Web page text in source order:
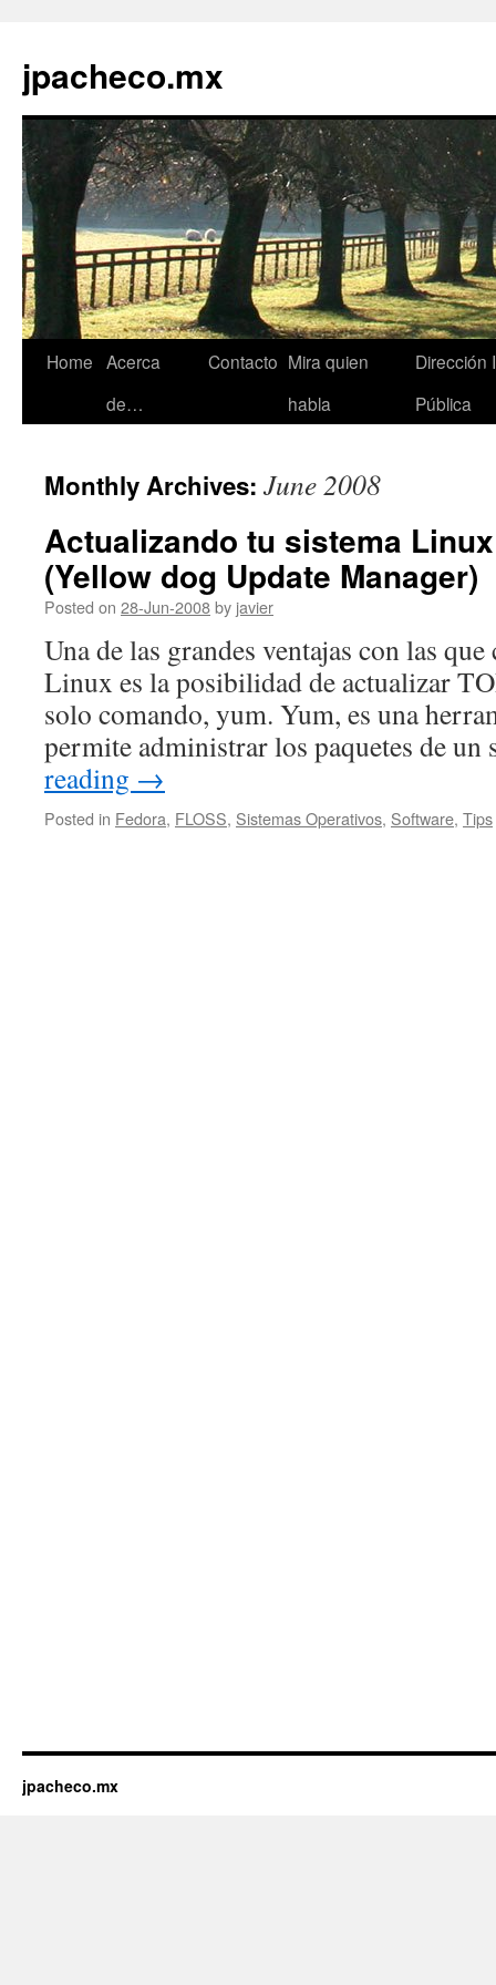
jpacheco.mx
Skip
Home Acerca
de…
Contacto Mira quien
habla
Dirección
Pública
Monthly Archives: June 2008
Actualizando tu sistema
(Yellow dog Update Manager)
Posted on 28-Jun-2008by javier
Una de las grandes ventajas con las
Linux es la posibilidad de actualizar
solo comando, yum. Yum, es una
permite administrar los paquetes de
reading →
Posted in Fedora, FLOSS, Sistemas Operativos, Software, Tips
jpacheco.mx